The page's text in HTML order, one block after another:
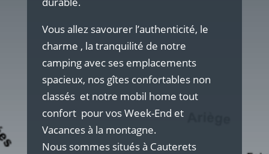
Vous allez savourer l’authenticité, le
charme , la tranquilité de notre
camping avec ses emplacements
spacieux, nos gîtes confortables non
classés et notre mobil home tout
confort pour vos Week-End et
Vacances à la montagne.
Nous sommes situés à Cauterets